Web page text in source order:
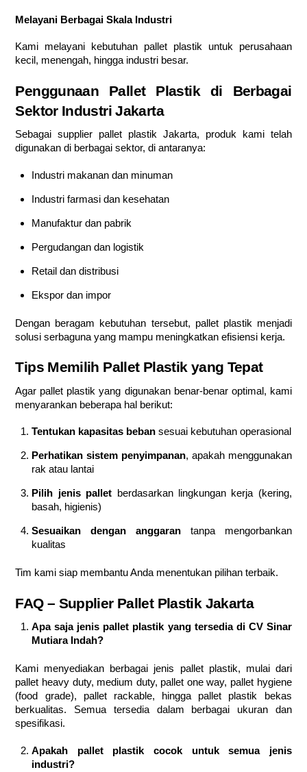
Melayani Berbagai Skala Industri
Kami melayani kebutuhan pallet plastik untuk perusahaan
kecil, menengah, hingga industri besar.
Penggunaan Pallet Plastik di Berbagai
Sektor Industri Jakarta
Sebagai supplier pallet plastik Jakarta, produk kami telah
digunakan di berbagai sektor, di antaranya:
Industri makanan dan minuman
Industri farmasi dan kesehatan
Manufaktur dan pabrik
Pergudangan dan logistik
Retail dan distribusi
Ekspor dan impor
Dengan beragam kebutuhan tersebut, pallet plastik menjadi
solusi serbaguna yang mampu meningkatkan efisiensi kerja.
Tips Memilih Pallet Plastik yang Tepat
Agar pallet plastik yang digunakan benar-benar optimal, kami
menyarankan beberapa hal berikut:
Tentukan kapasitas beban sesuai kebutuhan operasional
Perhatikan sistem penyimpanan, apakah menggunakan
rak atau lantai
Pilih jenis pallet berdasarkan lingkungan kerja (kering,
basah, higienis)
Sesuaikan dengan anggaran tanpa mengorbankan
kualitas
Tim kami siap membantu Anda menentukan pilihan terbaik.
FAQ – Supplier Pallet Plastik Jakarta
Apa saja jenis pallet plastik yang tersedia di CV Sinar
Mutiara Indah?
Kami menyediakan berbagai jenis pallet plastik, mulai dari
pallet heavy duty, medium duty, pallet one way, pallet hygiene
(food grade), pallet rackable, hingga pallet plastik bekas
berkualitas. Semua tersedia dalam berbagai ukuran dan
spesifikasi.
Apakah pallet plastik cocok untuk semua jenis
industri?